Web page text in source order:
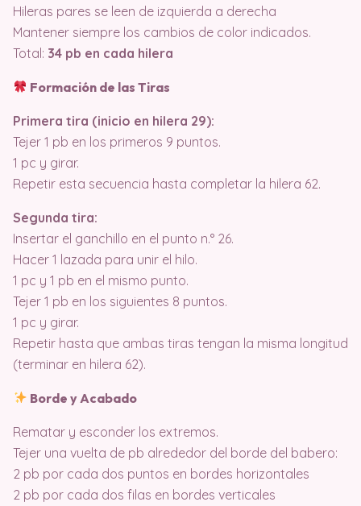
Hileras pares se leen de izquierda a derecha
Mantener siempre los cambios de color indicados.
Total: 34 pb en cada hilera
Formación de las Tiras
Primera tira (inicio en hilera 29):
Tejer 1 pb en los primeros 9 puntos.
1 pc y girar.
Repetir esta secuencia hasta completar la hilera 62.
Segunda tira:
Insertar el ganchillo en el punto n.° 26.
Hacer 1 lazada para unir el hilo.
1 pc y 1 pb en el mismo punto.
Tejer 1 pb en los siguientes 8 puntos.
1 pc y girar.
Repetir hasta que ambas tiras tengan la misma longitud
(terminar en hilera 62).
Borde y Acabado
Rematar y esconder los extremos.
Tejer una vuelta de pb alrededor del borde del babero:
2 pb por cada dos puntos en bordes horizontales
2 pb por cada dos filas en bordes verticales